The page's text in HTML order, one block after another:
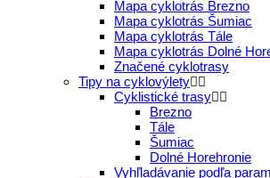
Mapa cyklotrás Brezno
Mapa cyklotrás Šumiac
Mapa cyklotrás Tále
Mapa cyklotrás Dolné
Značené cyklotrasy
Tipy na cyklovýlety
Cyklistické trasy
Brezno
Tále
Šumiac
Dolné Horehronie
Vyhľladávanie podľa